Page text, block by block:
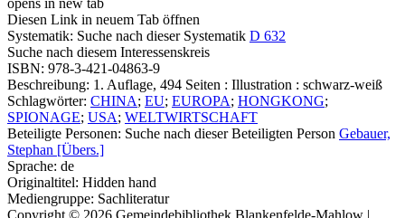
opens in new tab
Diesen Link in neuem Tab öffnen
Systematik: Suche nach dieser Systematik D 632
Suche nach diesem Interessenskreis
ISBN: 978-3-421-04863-9
Beschreibung: 1. Auflage, 494 Seiten : Illustration : schwarz-weiß
Schlagwörter: CHINA; EU; EUROPA; HONGKONG;
SPIONAGE; USA; WELTWIRTSCHAFT
Beteiligte Personen: Suche nach dieser Beteiligten Person Gebauer,
Stephan [Übers.]
Sprache: de
Originaltitel: Hidden hand
Mediengruppe: Sachliteratur